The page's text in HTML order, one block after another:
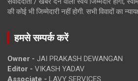
की कोई भी जिम्मेदारी नहीं होगी. सभी विवादों का
हमसे सम्पर्क करें
Owner - JAI PRAKASH DEWANGAN
Editor - VIKASH YADAV